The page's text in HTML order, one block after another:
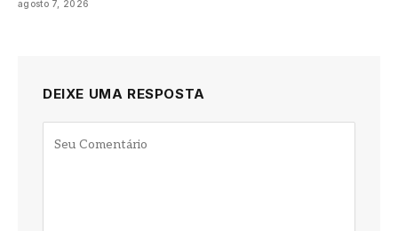
agosto 7, 2026
DEIXE UMA RESPOSTA